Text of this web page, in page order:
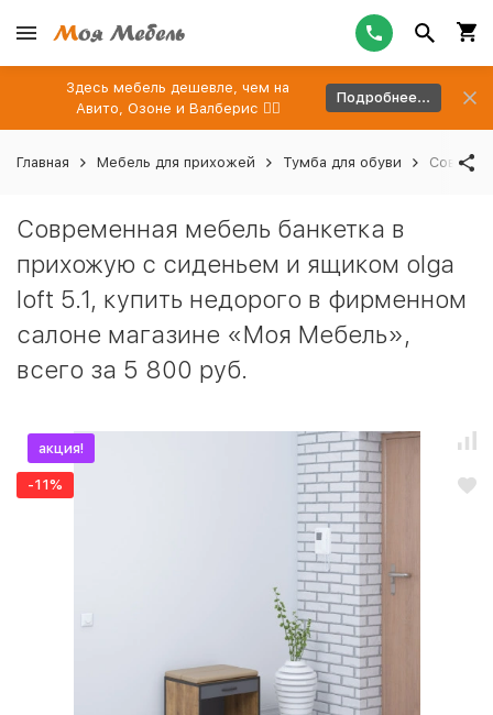
Здесь мебель дешевле, чем на
Авито, Озоне и Валберис 👉🏻
Подробнее...
Главная Мебель для прихожей Тумба для обуви
Современная мебель банкетка в
прихожую с сиденьем и ящиком olga
loft 5.1, купить недорого в фирменном
салоне магазине «Моя Мебель»,
всего за 5 800 руб.
акция!
-11%